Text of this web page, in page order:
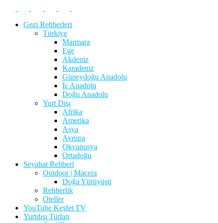
Gezi Rehberleri
Türkiye
Marmara
Ege
Akdeniz
Karadeniz
Güneydoğu Anadolu
İç Anadolu
Doğu Anadolu
Yurt Dışı
Afrika
Amerika
Asya
Avrupa
Okyanusya
Ortadoğu
Seyahat Rehberi
Outdoor | Macera
Doğa Yürüyüşü
Rehberlik
Oteller
YouTube Keşfet TV
Yurtdışı Turları